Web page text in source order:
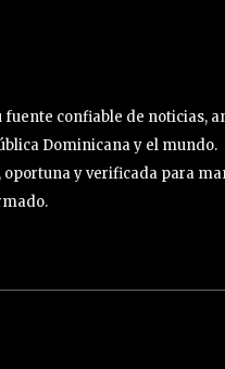
fuente confiable de noticias,
Dominicana y el mundo.
y verificada para